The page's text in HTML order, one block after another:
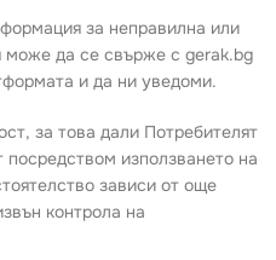
за неправилна или
може да се свърже с gerak.bg
и да ни уведоми.
за това дали Потребителят
използването на
зависи от още
контрола на